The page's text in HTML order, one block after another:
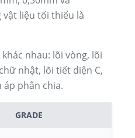
vật liệu tối thiểu là
nhau: lõi vòng, lõi
nhật, lõi tiết diện C,
áp phân chia.
GRADE